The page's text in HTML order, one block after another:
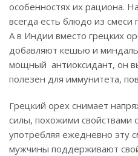
особенностях их рациона.
всегда есть блюдо из
А в Индии вместо грецких
добавляют кешью и
мощный антиоксидант, он
полезен для иммунитета,
Грецкий орех снимает
силы, похожими свойствами
употребляя ежедневно эту
мужчины поддерживают